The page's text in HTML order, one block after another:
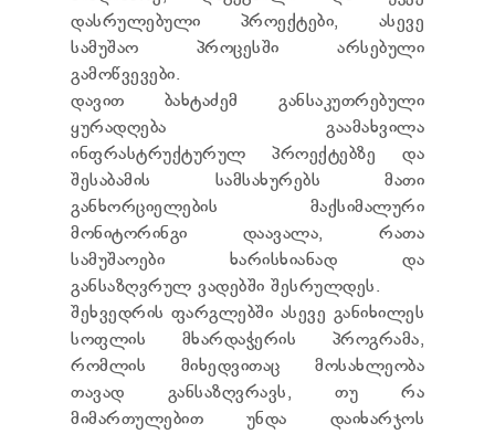
ᲢᲔᲜᲓᲔᲠᲔᲑᲘ
ᲞᲠᲔᲖᲘᲓᲔᲜᲢᲘᲡᲗᲕᲘᲡ ᲓᲐ
ᲞᲐᲠᲚᲐᲛᲔᲜᲢᲘᲡᲗᲕᲘᲡ ᲬᲐᲠᲡᲐᲓᲒᲔᲜᲘ ᲐᲜᲒᲐᲠᲘᲨᲘ
ᲡᲐᲯᲐᲠᲝ ᲘᲜᲤᲝᲠᲛᲐᲪᲘᲘᲡ ᲛᲝᲗᲮᲝᲕᲜᲐ
ᲞᲔᲠᲡᲝᲜᲐᲚᲣᲠ ᲛᲝᲜᲐᲪᲔᲛᲗᲐ ᲓᲐᲪᲕᲘᲡ
ᲝᲤᲘᲪᲔᲠᲘ
ᲡᲐᲛᲐᲠᲗᲚᲔᲑᲠᲘᲕᲘ ᲒᲐᲓᲐᲬᲧᲕᲔᲢᲘᲚᲔᲑᲔᲑᲘ
ᲒᲐᲡᲐᲩᲘᲕᲠᲔᲑᲘᲡ ᲬᲔᲡᲔᲑᲘ
დასრულებული პროექტები, ასევე
სამუშაო პროცესში არსებული
გამოწვევები.
დავით ბახტაძემ განსაკუთრებული
ყურადღება გაამახვილა
ინფრასტრუქტურულ პროექტებზე და
შესაბამის სამსახურებს მათი
განხორციელების მაქსიმალური
მონიტორინგი დაავალა, რათა
სამუშაოები ხარისხიანად და
განსაზღვრულ ვადებში შესრულდეს.
შეხვედრის ფარგლებში ასევე განიხილეს
სოფლის მხარდაჭერის პროგრამა,
რომლის მიხედვითაც მოსახლეობა
თავად განსაზღვრავს, თუ რა
მიმართულებით უნდა დაიხარჯოს